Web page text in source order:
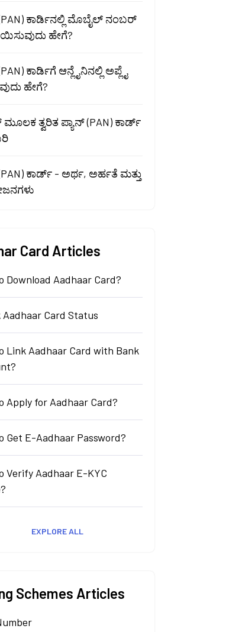
ಕಾರ್ಡಿನಲ್ಲಿ ಮೊಬೈಲ್ ನಂಬರ್
ಹೇಗೆ?
ಕಾರ್ಡಿಗೆ ಆನ್ಲೈನಿನಲ್ಲಿ ಅಪ್ಲೈ
ಹೇಗೆ?
ತ್ವರಿತ ಪ್ಯಾನ್ (PAN) ಕಾರ್ಡ್
ಕಾರ್ಡ್ - ಅರ್ಥ, ಅರ್ಹತೆ ಮತ್ತು
Card Articles
Download Aadhaar Card?
Aadhaar Card Status
Link Aadhaar Card with Bank
Apply for Aadhaar Card?
Get E-Aadhaar Password?
Verify Aadhaar E-KYC
EXPLORE ALL
Schemes Articles